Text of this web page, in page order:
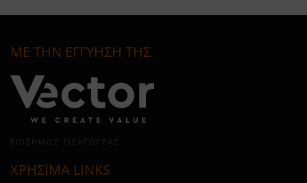
ΜΕ ΤΗΝ ΕΓΓΥΗΣΗ ΤΗΣ
ΕΠΊΣΗΜΟΣ ΕΙΣΑΓΩΓΈΑΣ
ΧΡΗΣΙΜΑ LINKS